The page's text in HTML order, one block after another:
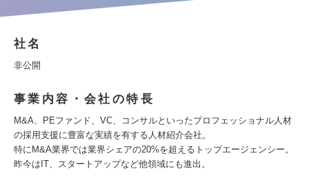
社名
非公開
事業内容・会社の特長
M&A、PEファンド、VC、コンサルといったプロフェッショナル人材
の採用支援に豊富な実績を有する人材紹介会社。
特にM&A業界では業界シェアの20%を超えるトップエージェンシー。
昨今はIT、スタートアップなど他領域にも進出。